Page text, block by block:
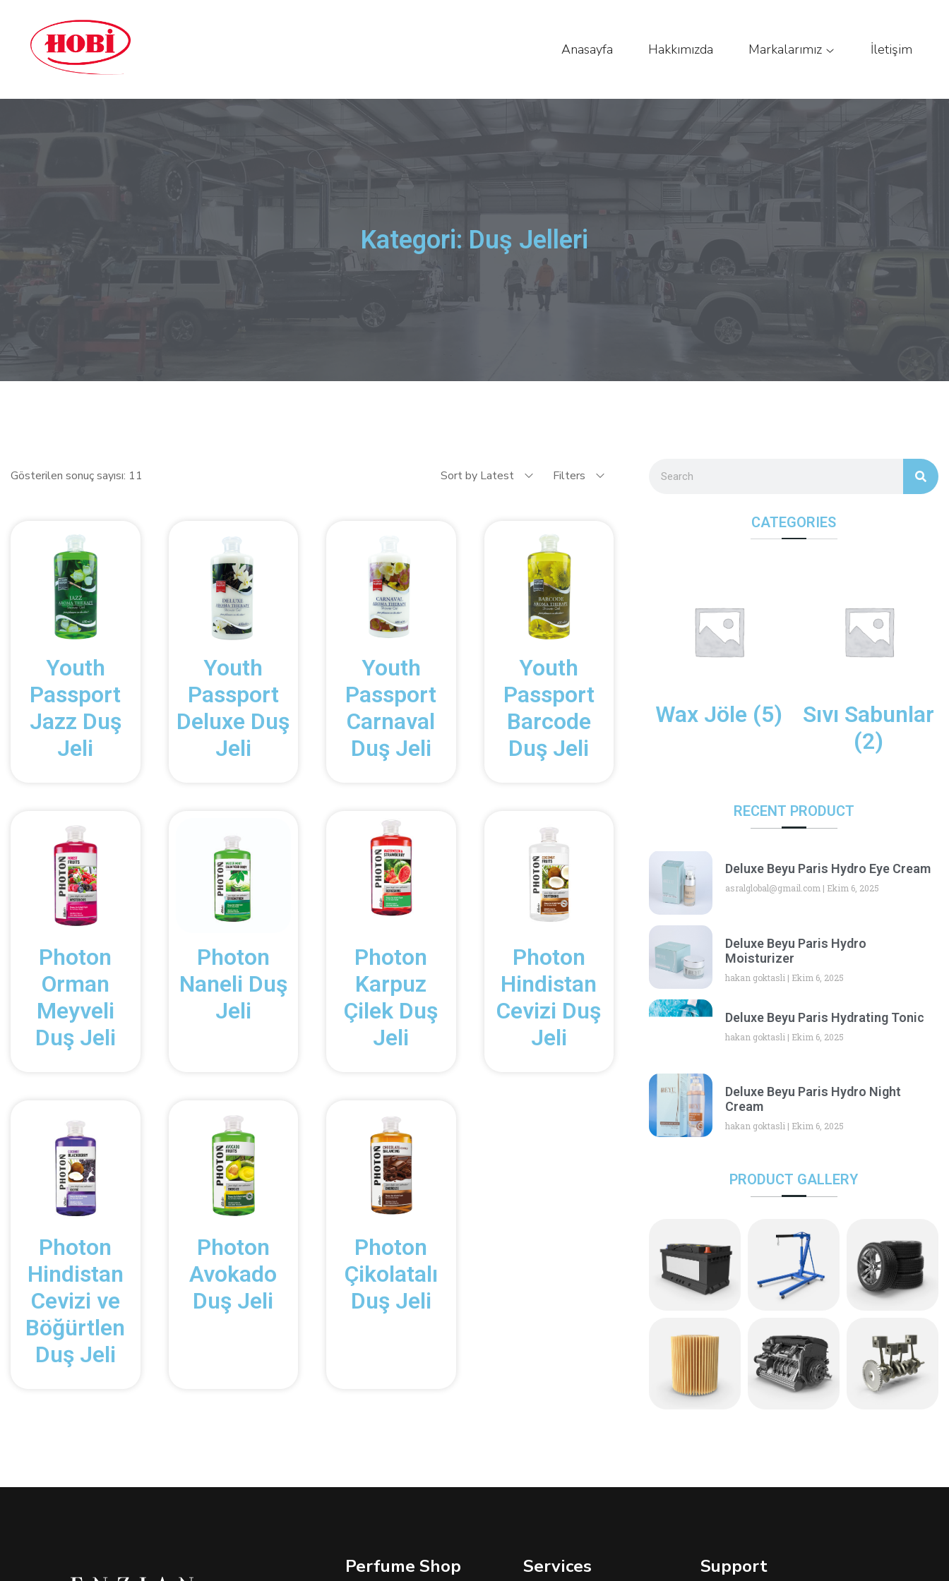
Anasayfa Hakkımızda Markalarımız İletişim
Kategori: Duş Jelleri
Gösterilen sonuç sayısı: 11 Sort by Latest Filters
Youth
Passport
Jazz Duş
Jeli
Youth
Passport
Deluxe Duş
Jeli
Youth
Passport
Carnaval
Duş Jeli
Youth
Passport
Barcode
Duş Jeli
Photon
Orman
Meyveli
Duş Jeli
Photon
Naneli Duş
Jeli
Photon
Karpuz
Çilek Duş
Jeli
Photon
Hindistan
Cevizi Duş
Jeli
Photon
Hindistan
Cevizi ve
Böğürtlen
Duş Jeli
Photon
Avokado
Duş Jeli
Photon
Çikolatalı
Duş Jeli
CATEGORIES
Wax Jöle (5)
Sıvı Sabunlar
(2)
RECENT PRODUCT
Deluxe Beyu Paris Hydro Eye Cream
asralglobal@gmail.com Ekim 6, 2025
Deluxe Beyu Paris Hydro
Moisturizer
hakan goktasli Ekim 6, 2025
Deluxe Beyu Paris Hydrating Tonic
hakan goktasli Ekim 6, 2025
Deluxe Beyu Paris Hydro Night
Cream
hakan goktasli Ekim 6, 2025
PRODUCT GALLERY
Perfume Shop Services Support